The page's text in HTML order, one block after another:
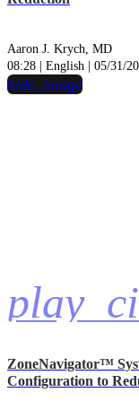
Aaron J. Krych, MD
08:28 | English | 05/31/
hide_image
ZoneNavigator™
Configuration to